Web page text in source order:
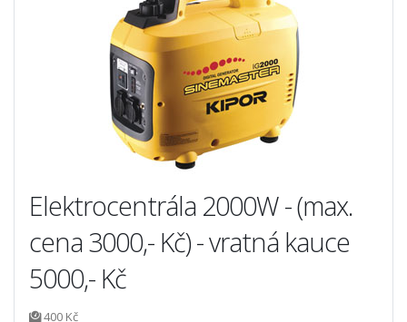
Elektrocentrála 2000W - (max.
cena 3000,- Kč) - vratná kauce
5000,- Kč
400 Kč